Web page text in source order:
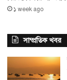
১ week ago
সাম্প্রতিক খবর